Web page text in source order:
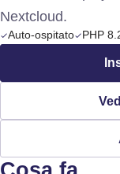
Nextcloud.
Auto-ospitato PHP